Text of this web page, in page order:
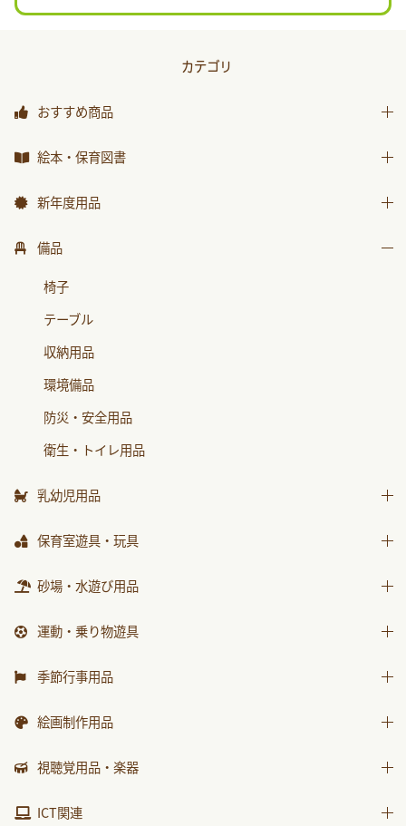
カテゴリ
おすすめ商品
おすすめ商品
絵本・保育図書
絵本
月刊絵本 バックナンバー
おはなしチャイルド
おはなしﾁｬｲﾙﾄﾞﾘｸｴｽﾄ
チャイルドブック アップル
ﾁｬｲﾙﾄﾞﾌﾞｯｸ ｱｯﾌﾟﾙ傑作選
もこちゃんチャイルド
はじめましての絵本
ｻﾝﾁｬｲﾙﾄﾞ ﾋﾞｯｸﾞｻｲｴﾝｽ
ﾁｬｲﾙﾄﾞ科学絵本館なぜなぜ
かんがえる
みんなともだち
2025年度月刊絵本
新年度用品
出席帳・シール
備品
椅子
テーブル
収納用品
環境備品
防災・安全用品
衛生・トイレ用品
乳幼児用品
乳幼児備品
保育室遊具・玩具
ままごと
知育玩具
砂場・水遊び用品
砂場用品
運動・乗り物遊具
運動遊具
季節行事用品
運動会用品
包装紙・紙袋
絵画制作用品
画材
視聴覚用品・楽器
視聴覚用品
ICT関連